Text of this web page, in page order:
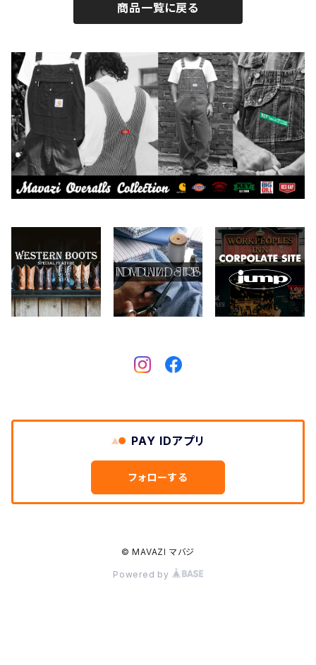
BY ROBERT JAMES
CAMBER
Carhartt
Collonil
CONVERSE
Crescent Down Works
FERNAND LEATHER
エプロン
バイク用品
ケア用品
本、写真集
2026.7.6
2026.6.29
2026.7.30
2026.7.23
2026.6.27
商品一覧に戻る
PAY IDアプリ
フォローする
© MAVAZI マバジ
Powered by